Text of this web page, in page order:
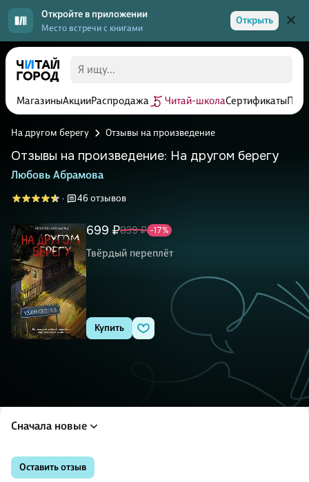
Откройте в приложении
Место встречи с книгами
Открыть
МагазиныАкцииРаспродажа Читай-школаСертификаты
На другом берегу Отзывы на произведение
Отзывы на произведение: На другом берегу
Любовь Абрамова
· 46 отзывов
699 ₽839 ₽ -17%
Твёрдый переплёт
Купить
Сначала новые
Оставить отзыв